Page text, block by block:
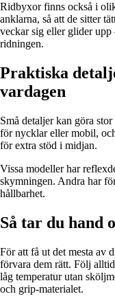
Ridbyxor finns också i
anklarna, så att de sitter
veckar sig eller glider upp
ridningen.
Praktiska
vardagen
Små detaljer kan göra
för nycklar eller mobil,
för extra stöd i midjan.
Vissa modeller har
skymningen. Andra har
hållbarhet.
Så tar du hand
För att få ut det mesta av
förvara dem rätt. Följ
låg temperatur utan
och grip-materialet.